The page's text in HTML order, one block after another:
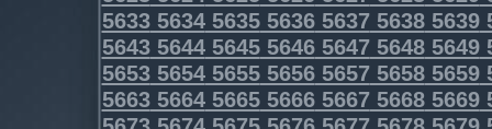
5633563456355636563756385639
5643564456455646564756485649
5653565456555656565756585659
5663566456655666566756685669